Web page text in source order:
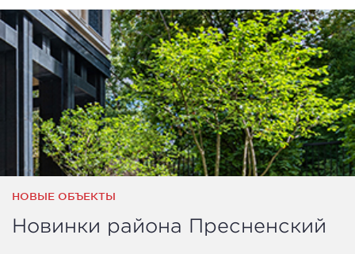
НОВЫЕ ОБЪЕКТЫ
Новинки района Пресненский